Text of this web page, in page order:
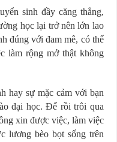
sinh đầy căng thẳng,
học lại trở nên lớn lao
đúng với đam mê, có thể
làm rộng mở thật không
hay sự mặc cảm với bạn
đại học. Để rồi trôi qua
xin được việc, làm việc
lương bèo bọt sống trên